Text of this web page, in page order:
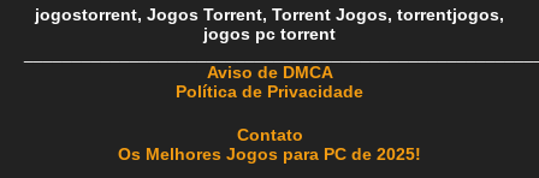
jogostorrent, Jogos Torrent, Torrent Jogos, torrentjogos,
jogos pc torrent
Aviso de DMCA
Política de Privacidade
Contato
Os Melhores Jogos para PC de 2025!